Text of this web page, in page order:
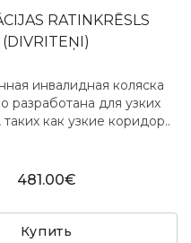
RATINKRĒSLS
(DIVRITEŅI)
инвалидная коляска
разработана для узких
как узкие коридор..
481.00€
Купить